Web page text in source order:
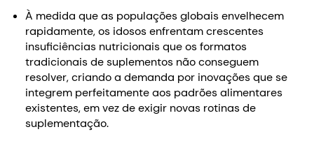
À medida que as populações globais envelhecem
rapidamente, os idosos enfrentam crescentes
insuficiências nutricionais que os formatos
tradicionais de suplementos não conseguem
resolver, criando a demanda por inovações que se
integrem perfeitamente aos padrões alimentares
existentes, em vez de exigir novas rotinas de
suplementação.